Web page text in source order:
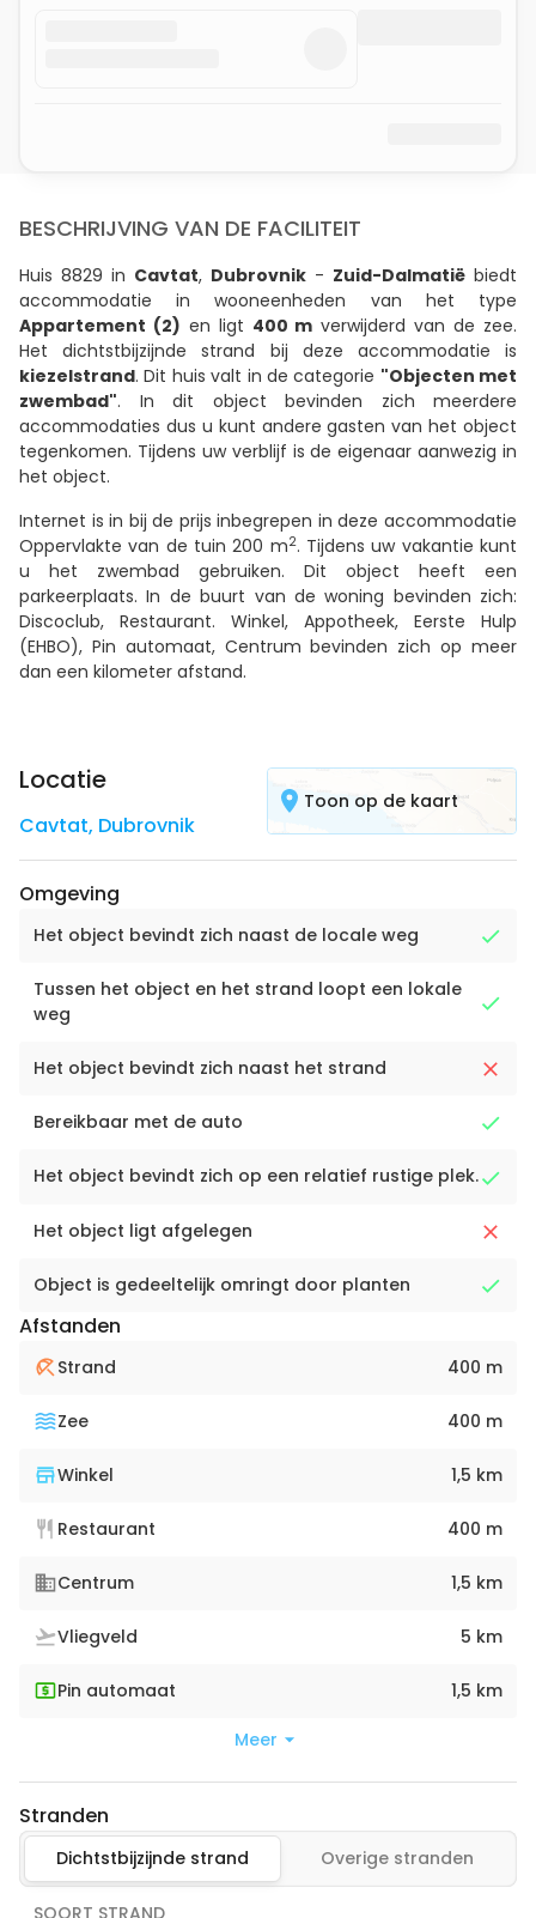
BESCHRIJVING VAN DE FACILITEIT
Huis 8829 in Cavtat, Dubrovnik - Zuid-Dalmatië biedt
accommodatie in wooneenheden van het type
Appartement (2) en ligt 400 m verwijderd van de zee.
Het dichtstbijzijnde strand bij deze accommodatie is
kiezelstrand. Dit huis valt in de categorie "Objecten met
zwembad". In dit object bevinden zich meerdere
accommodaties dus u kunt andere gasten van het object
tegenkomen. Tijdens uw verblijf is de eigenaar aanwezig in
het object.
Internet is in bij de prijs inbegrepen in deze accommodatie
Oppervlakte van de tuin 200 m2. Tijdens uw vakantie kunt
u het zwembad gebruiken. Dit object heeft een
parkeerplaats. In de buurt van de woning bevinden zich:
Discoclub, Restaurant. Winkel, Appotheek, Eerste Hulp
(EHBO), Pin automaat, Centrum bevinden zich op meer
dan een kilometer afstand.
Locatie
Cavtat, Dubrovnik
Toon op de kaart
Omgeving
Het object bevindt zich naast de locale weg
Tussen het object en het strand loopt een lokale
weg
Het object bevindt zich naast het strand
Bereikbaar met de auto
Het object bevindt zich op een relatief rustige plek.
Het object ligt afgelegen
Object is gedeeltelijk omringt door planten
Afstanden
Strand 400 m
Zee 400 m
Winkel 1,5 km
Restaurant 400 m
Centrum 1,5 km
Vliegveld 5 km
Pin automaat 1,5 km
Meer
Stranden
Dichtstbijzijnde strand Overige stranden
SOORT STRAND